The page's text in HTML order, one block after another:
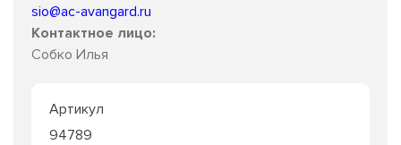
sio@ac-avangard.ru
Контактное лицо:
Собко Илья
Артикул
94789